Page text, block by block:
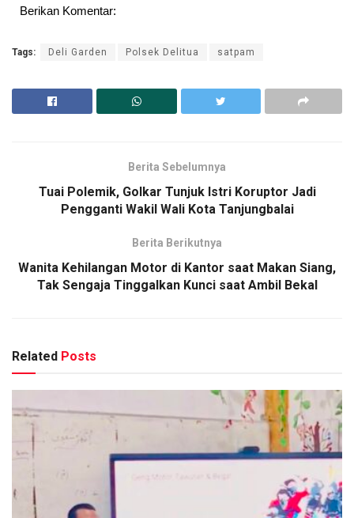
Berikan Komentar:
Tags: Deli Garden Polsek Delitua satpam
Berita Sebelumnya
Tuai Polemik, Golkar Tunjuk Istri Koruptor Jadi
Pengganti Wakil Wali Kota Tanjungbalai
Berita Berikutnya
Wanita Kehilangan Motor di Kantor saat Makan Siang,
Tak Sengaja Tinggalkan Kunci saat Ambil Bekal
Related Posts